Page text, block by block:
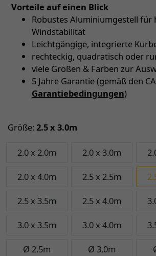
Vorteile auf einen Blick
Robustes Aluminiumgestell für
Windstabilität
Leichtgängige, integrierte
rechteckig, quadratisch oder
viele Größen & Farben zur
5 Jahre Garantie (gemäß den
Garantiebedingungen)
Größe: 2.5 x 3.0m
2.0 x 2.0m 2.0 x 3.0m
2.0 x 4.0m 2.5 x 2.5m
2.5 x 3.5m 2.5 x 4.0m
3.0 x 3.5m 3.0 x 4.0m
Ø 2.5m Ø 3.0m